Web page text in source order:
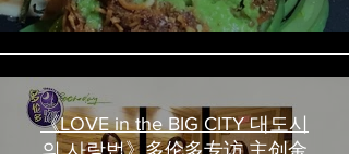
《LOVE in the BIG CITY 대도시
의 사랑법》多伦多专访 主创金